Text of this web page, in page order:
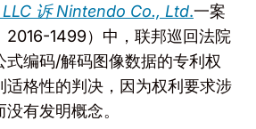
诉Nintendo Co., Ltd.一案
2016-1499）中，联邦巡回法院
式编码/解码图像数据的专利权
适格性的判决，因为权利要求涉
没有发明概念。